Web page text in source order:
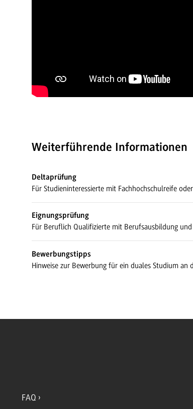
Weiterführende Informationen
Deltaprüfung
Für Studieninteressierte mit Fachhochschulreife
Eignungsprüfung
Für Beruflich Qualifizierte mit Berufsausbildung
Bewerbungstipps
Hinweise zur Bewerbung für ein duales Studium an
FAQ